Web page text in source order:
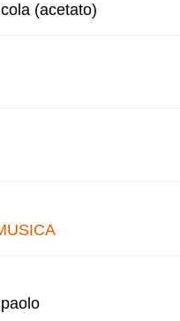
(acetato)